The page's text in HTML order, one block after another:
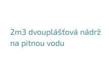
2m3 dvouplášťová nádrž
na pitnou vodu